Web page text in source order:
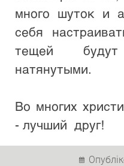
много шуток и
себя
тещей
натянутыми.
Во многих
- лучший  друг!